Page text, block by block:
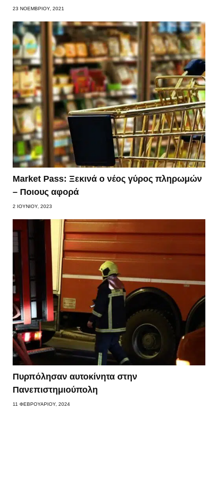
23 ΝΟΕΜΒΡΊΟΥ, 2021
Market Pass: Ξεκινά ο νέος γύρος πληρωμών
– Ποιους αφορά
2 ΙΟΥΝΊΟΥ, 2023
Πυρπόλησαν αυτοκίνητα στην
Πανεπιστημιούπολη
11 ΦΕΒΡΟΥΑΡΊΟΥ, 2024